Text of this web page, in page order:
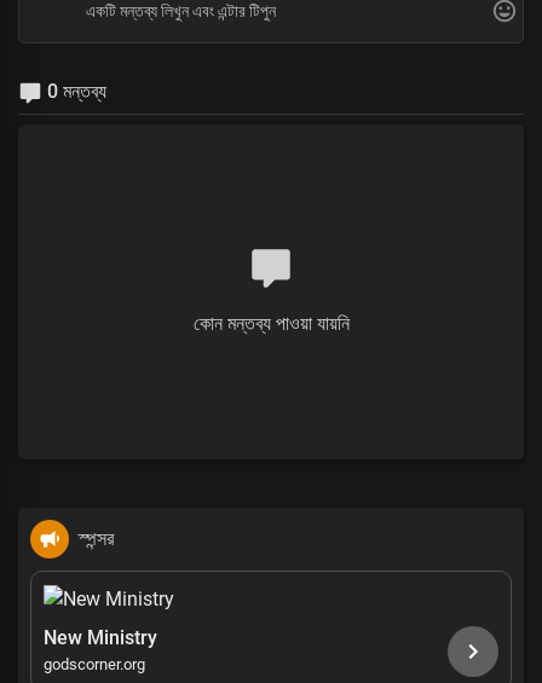
0 মন্তব্য
কোন মন্তব্য পাওয়া যায়নি
স্পন্সর
New Ministry
godscorner.org